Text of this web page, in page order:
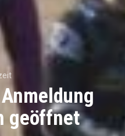
geöffnet